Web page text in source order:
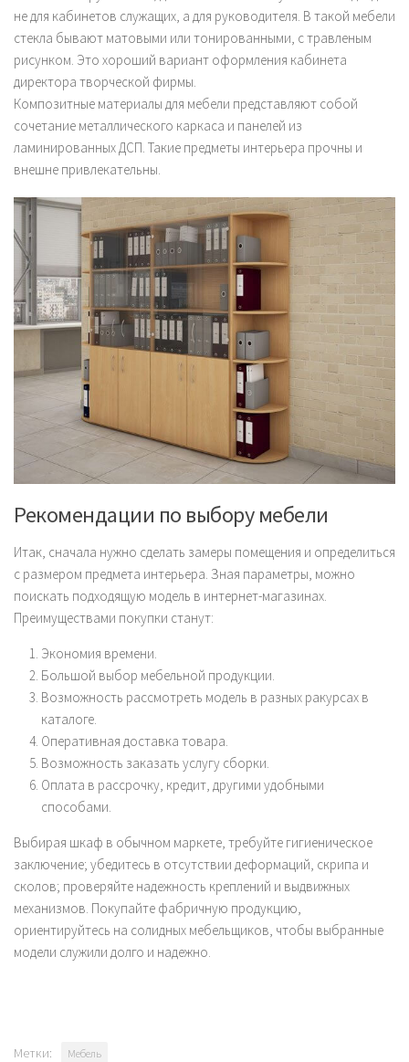
не для кабинетов служащих, а для руководителя. В такой мебели
стекла бывают матовыми или тонированными, с травленым
рисунком. Это хороший вариант оформления кабинета
директора творческой фирмы.
Композитные материалы для мебели представляют собой
сочетание металлического каркаса и панелей из
ламинированных ДСП. Такие предметы интерьера прочны и
внешне привлекательны.
Рекомендации по выбору мебели
Итак, сначала нужно сделать замеры помещения и определиться
с размером предмета интерьера. Зная параметры, можно
поискать подходящую модель в интернет-магазинах.
Преимуществами покупки станут:
Экономия времени.
Большой выбор мебельной продукции.
Возможность рассмотреть модель в разных ракурсах в
каталоге.
Оперативная доставка товара.
Возможность заказать услугу сборки.
Оплата в рассрочку, кредит, другими удобными
способами.
Выбирая шкаф в обычном маркете, требуйте гигиеническое
заключение; убедитесь в отсутствии деформаций, скрипа и
сколов; проверяйте надежность креплений и выдвижных
механизмов. Покупайте фабричную продукцию,
ориентируйтесь на солидных мебельщиков, чтобы выбранные
модели служили долго и надежно.
Метки: Мебель